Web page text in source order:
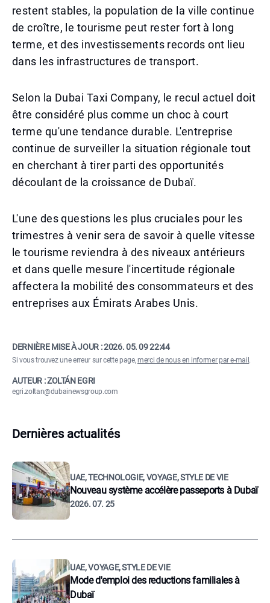
restent stables, la population de la ville continue
de croître, le tourisme peut rester fort à long
terme, et des investissements records ont lieu
dans les infrastructures de transport.
Selon la Dubai Taxi Company, le recul actuel doit
être considéré plus comme un choc à court
terme qu'une tendance durable. L'entreprise
continue de surveiller la situation régionale tout
en cherchant à tirer parti des opportunités
découlant de la croissance de Dubaï.
L'une des questions les plus cruciales pour les
trimestres à venir sera de savoir à quelle vitesse
le tourisme reviendra à des niveaux antérieurs
et dans quelle mesure l'incertitude régionale
affectera la mobilité des consommateurs et des
entreprises aux Émirats Arabes Unis.
DERNIÈRE MISE À JOUR :2026. 05. 09 22:44
Si vous trouvez une erreur sur cette page,merci de nous en informer par e-mail .
AUTEUR : ZOLTÁN EGRI
egri.zoltan@dubainewsgroup.com
Dernières actualités
UAE, TECHNOLOGIE, VOYAGE, STYLE DE VIE
Nouveau système accélère passeports à Dubaï
2026. 07. 25
UAE, VOYAGE, STYLE DE VIE
Mode d'emploi des reductions familiales à
Dubaï